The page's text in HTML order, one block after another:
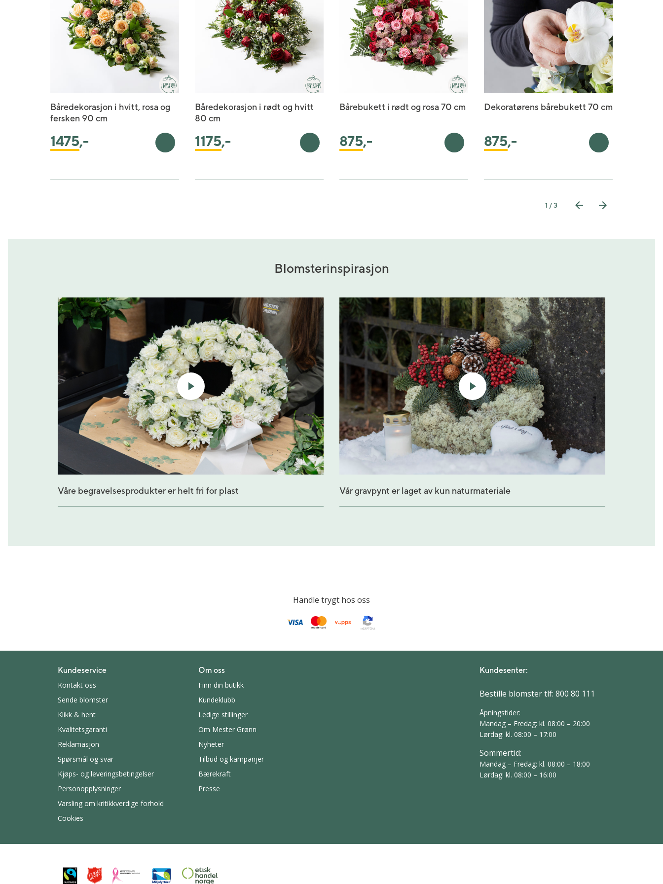
Båredekorasjon i hvitt, rosa og
fersken 90 cm
1475,- Legg i handlekurv
Båredekorasjon i rødt og hvitt
80 cm
1175,- Legg i handlekurv
Bårebukett i rødt og rosa 70 cm
875,- Legg i handlekurv
Dekoratørens bårebukett 70 cm
875,- Legg i
1 / 3
Blomsterinspirasjon
Våre begravelsesprodukter er helt fri for plast Vår gravpynt er laget av kun naturmateriale
Handle trygt hos oss
Kundeservice
Kontakt oss
Sende blomster
Klikk & hent
Kvalitetsgaranti
Reklamasjon
Spørsmål og svar
Kjøps- og leveringsbetingelser
Personopplysninger
Varsling om kritikkverdige forhold
Cookies
Om oss
Finn din butikk
Kundeklubb
Ledige stillinger
Om Mester Grønn
Nyheter
Tilbud og kampanjer
Bærekraft
Presse
Kundesenter:
Bestille blomster tlf: 800 80 111
Åpningstider:
Mandag – Fredag: kl. 08:00 – 20:00
Lørdag: kl. 08:00 – 17:00
Sommertid:
Mandag – Fredag: kl. 08:00 – 18:00
Lørdag: kl. 08:00 – 16:00